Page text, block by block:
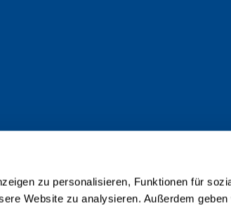
zu personalisieren, Funktionen für
Website zu analysieren. Außerdem geben